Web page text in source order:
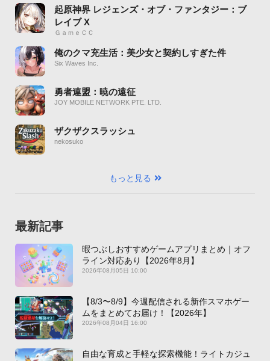
起原神界 レジェンズ・オブ・ファンタジー：ブ
レイブ X
ＧａｍｅＣＣ
俺のクマ充生活：美少女と契約しすぎた件
Six Waves Inc.
勇者連盟：暁の遠征
JOY MOBILE NETWORK PTE. LTD.
ザクザクスラッシュ
nekosuko
もっと見る
最新記事
暇つぶしおすすめゲームアプリまとめ｜オフ
ライン対応あり【2026年8月】
2026年08月05日 10:00
【8/3〜8/9】今週配信される新作スマホゲー
ムをまとめてお届け！【2026年】
2026年08月04日 16:00
自由な育成と手軽な探索機能！ライトカジュ